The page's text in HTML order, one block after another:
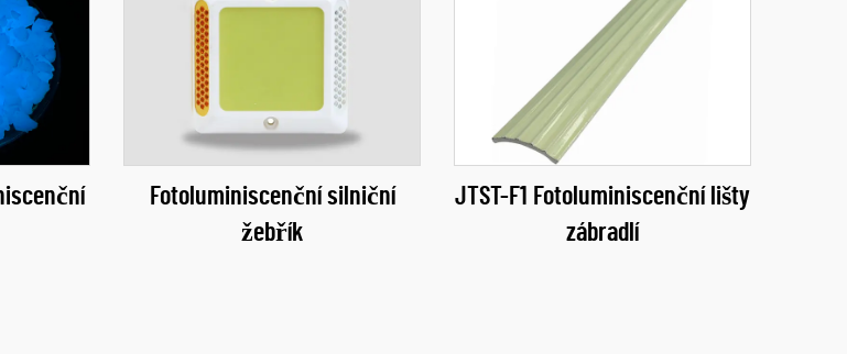
Fotoluminiscenční silniční
žebřík
JTST-F1 Fotoluminiscenční lišty
zábradlí